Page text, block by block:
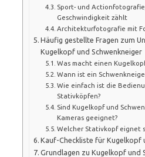
Sport- und
Geschwindigkeit zählt
Architekturfotografie mit
Häufig gestellte Fragen zum
Kugelkopf und Schwenkneiger
Was macht einen
Wann ist ein
Wie einfach ist die
Stativköpfen?
Sind Kugelkopf und
Kameras geeignet?
Welcher Stativkopf eignet
Kauf-Checkliste für Kugelkopf
Grundlagen zu Kugelkopf und